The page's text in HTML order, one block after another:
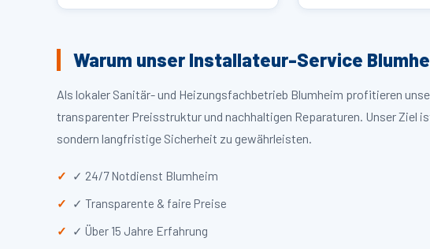
Warum unser Installateur-Service
Als lokaler Sanitär- und Heizungsfachbetrieb Blumheim profitieren
transparenter Preisstruktur und nachhaltigen Reparaturen. Unser Ziel
sondern langfristige Sicherheit zu gewährleisten.
✓ 24/7 Notdienst Blumheim
✓ Transparente & faire Preise
✓ Über 15 Jahre Erfahrung